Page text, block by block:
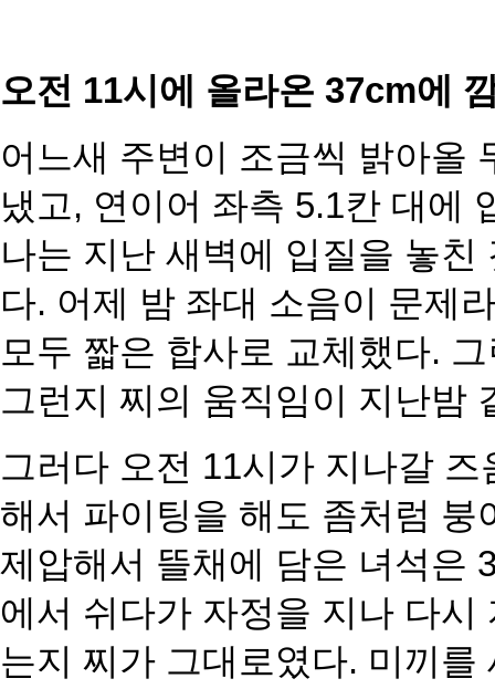
오전 11시에 올라온 37cm에
어느새 주변이 조금씩 밝아올
냈고, 연이어 좌측 5.1칸 대에
나는 지난 새벽에 입질을 놓친
다. 어제 밤 좌대 소음이 문제
모두 짧은 합사로 교체했다.
그런지 찌의 움직임이 지난밤
그러다 오전 11시가 지나갈
해서 파이팅을 해도 좀처럼 붕
제압해서 뜰채에 담은 녀석은
에서 쉬다가 자정을 지나 다
는지 찌가 그대로였다. 미끼를